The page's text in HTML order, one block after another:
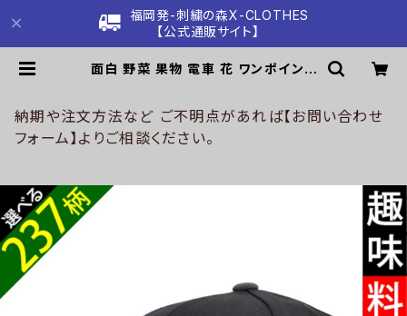
福岡発-刺繍の森X-CLOTHES
【公式通販サイト】
面白 野菜 果物 電車 花 ワンポイント
貨 グッズ 自社ブランド 柄 クリスマス
ori-a-cap70-b09-s | 刺繍の森X
-CLOTHES【公式通販サイト】
納期や注文方法など ご不明点があれば【お問い合わせ
フォーム】よりご相談ください。